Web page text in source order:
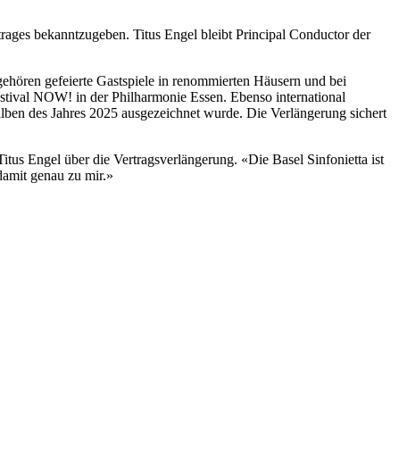
bekanntzugeben. Titus Engel bleibt Principal Conductor der
gefeierte Gastspiele in renommierten Häusern und bei
NOW! in der Philharmonie Essen. Ebenso international
des Jahres 2025 ausgezeichnet wurde. Die Verlängerung sichert
Engel über die Vertragsverlängerung. «Die Basel Sinfonietta ist
genau zu mir.»